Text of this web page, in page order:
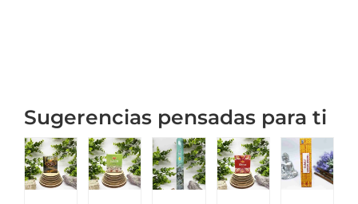
Sugerencias pensadas para ti